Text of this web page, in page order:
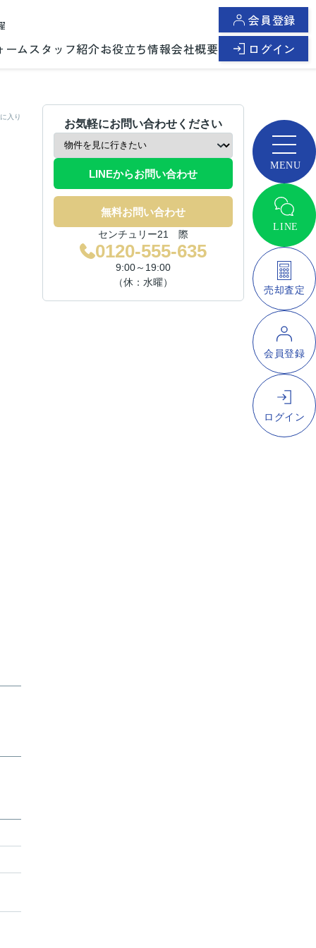
ーム スタッフ紹介お役立ち情報会社概要
会員登録
ログイン
入り
お気軽にお問い合わせください
LINEからお問い合わせ
無料お問い合わせ
センチュリー21 際
0120-555-635
9:00～19:00
（休：水曜）